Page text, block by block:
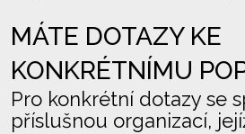
MÁTE DOTAZY KE
KONKRÉTNÍMU
Pro konkrétní dotazy se
příslušnou organizací,